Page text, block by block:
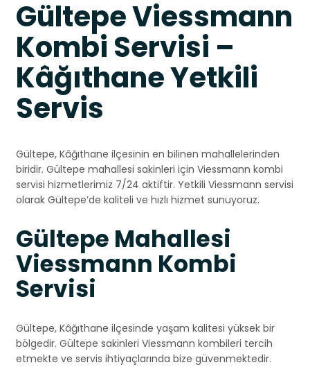
Gültepe Viessmann
Kombi Servisi –
Kâğıthane Yetkili
Servis
Gültepe, Kâğıthane ilçesinin en bilinen mahallelerinden
biridir. Gültepe mahallesi sakinleri için Viessmann kombi
servisi hizmetlerimiz 7/24 aktiftir. Yetkili Viessmann servisi
olarak Gültepe’de kaliteli ve hızlı hizmet sunuyoruz.
Gültepe Mahallesi
Viessmann Kombi
Servisi
Gültepe, Kâğıthane ilçesinde yaşam kalitesi yüksek bir
bölgedir. Gültepe sakinleri Viessmann kombileri tercih
etmekte ve servis ihtiyaçlarında bize güvenmektedir.